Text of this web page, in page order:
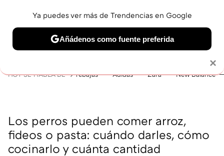
BELLEZA SHOPPING VIAJES GASTRO SNEAKERS
HOY SE HABLA DE rebajas Adidas Zara New Balance
Los perros pueden comer arroz,
fideos o pasta: cuándo darles, cómo
cocinarlo y cuánta cantidad
×
Ya puedes ver más de Trendencias en Google
Añádenos como fuente preferida